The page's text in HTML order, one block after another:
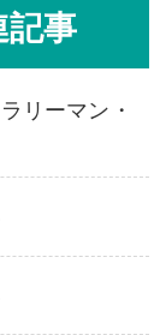
事
リーマン・